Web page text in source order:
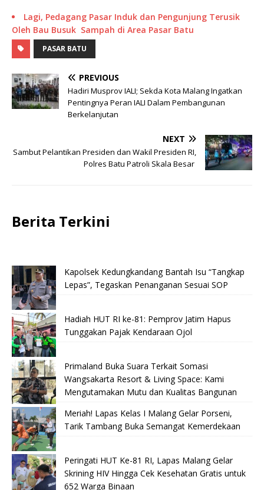
Lagi, Pedagang Pasar Induk dan Pengunjung Terusik
Oleh Bau Busuk Sampah di Area Pasar Batu
PASAR BATU
PREVIOUS
Hadiri Musprov IALI; Sekda Kota Malang Ingatkan
Pentingnya Peran IALI Dalam Pembangunan
Berkelanjutan
NEXT
Sambut Pelantikan Presiden dan Wakil Presiden RI,
Polres Batu Patroli Skala Besar
Berita Terkini
Kapolsek Kedungkandang Bantah Isu “Tangkap
Lepas”, Tegaskan Penanganan Sesuai SOP
Hadiah HUT RI ke-81: Pemprov Jatim Hapus
Tunggakan Pajak Kendaraan Ojol
Primaland Buka Suara Terkait Somasi
Wangsakarta Resort & Living Space: Kami
Mengutamakan Mutu dan Kualitas Bangunan
Meriah! Lapas Kelas I Malang Gelar Porseni,
Tarik Tambang Buka Semangat Kemerdekaan
Peringati HUT Ke-81 RI, Lapas Malang Gelar
Skrining HIV Hingga Cek Kesehatan Gratis untuk
652 Warga Binaan